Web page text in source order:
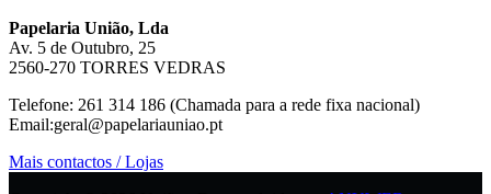
Papelaria União, Lda
Av. 5 de Outubro, 25
2560-270 TORRES VEDRAS
Telefone: 261 314 186 (Chamada para a rede fixa nacional)
Email:geral@papelariauniao.pt
Mais contactos / Lojas